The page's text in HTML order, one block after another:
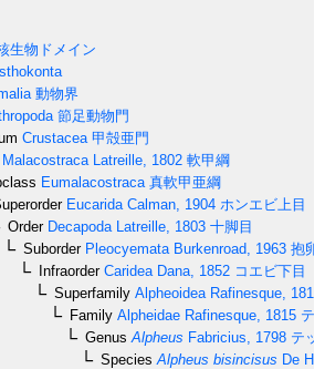
生物ドメイン
動物界
節足動物門
Crustacea 甲殻亜門
Malacostraca Latreille, 1802 軟甲綱
Eumalacostraca 真軟甲亜綱
Eucarida Calman, 1904 ホンエビ上目
OrderDecapoda Latreille, 1803 十脚目
SuborderPleocyemata Burkenroad, 1963 抱卵
InfraorderCaridea Dana, 1852 コエビ下目
Superfamily Alpheoidea Rafinesque, 1815
Family Alpheidae Rafinesque, 1815 テ
Genus Alpheus Fabricius, 1798 テッ
Species Alpheus bisincisus De